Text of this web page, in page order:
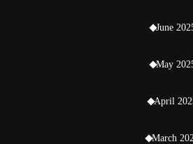
June
May
April
March